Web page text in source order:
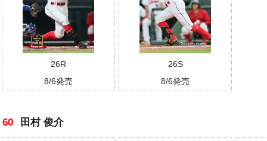
26R
8/6発売
26S
8/6発売
60 田村 俊介